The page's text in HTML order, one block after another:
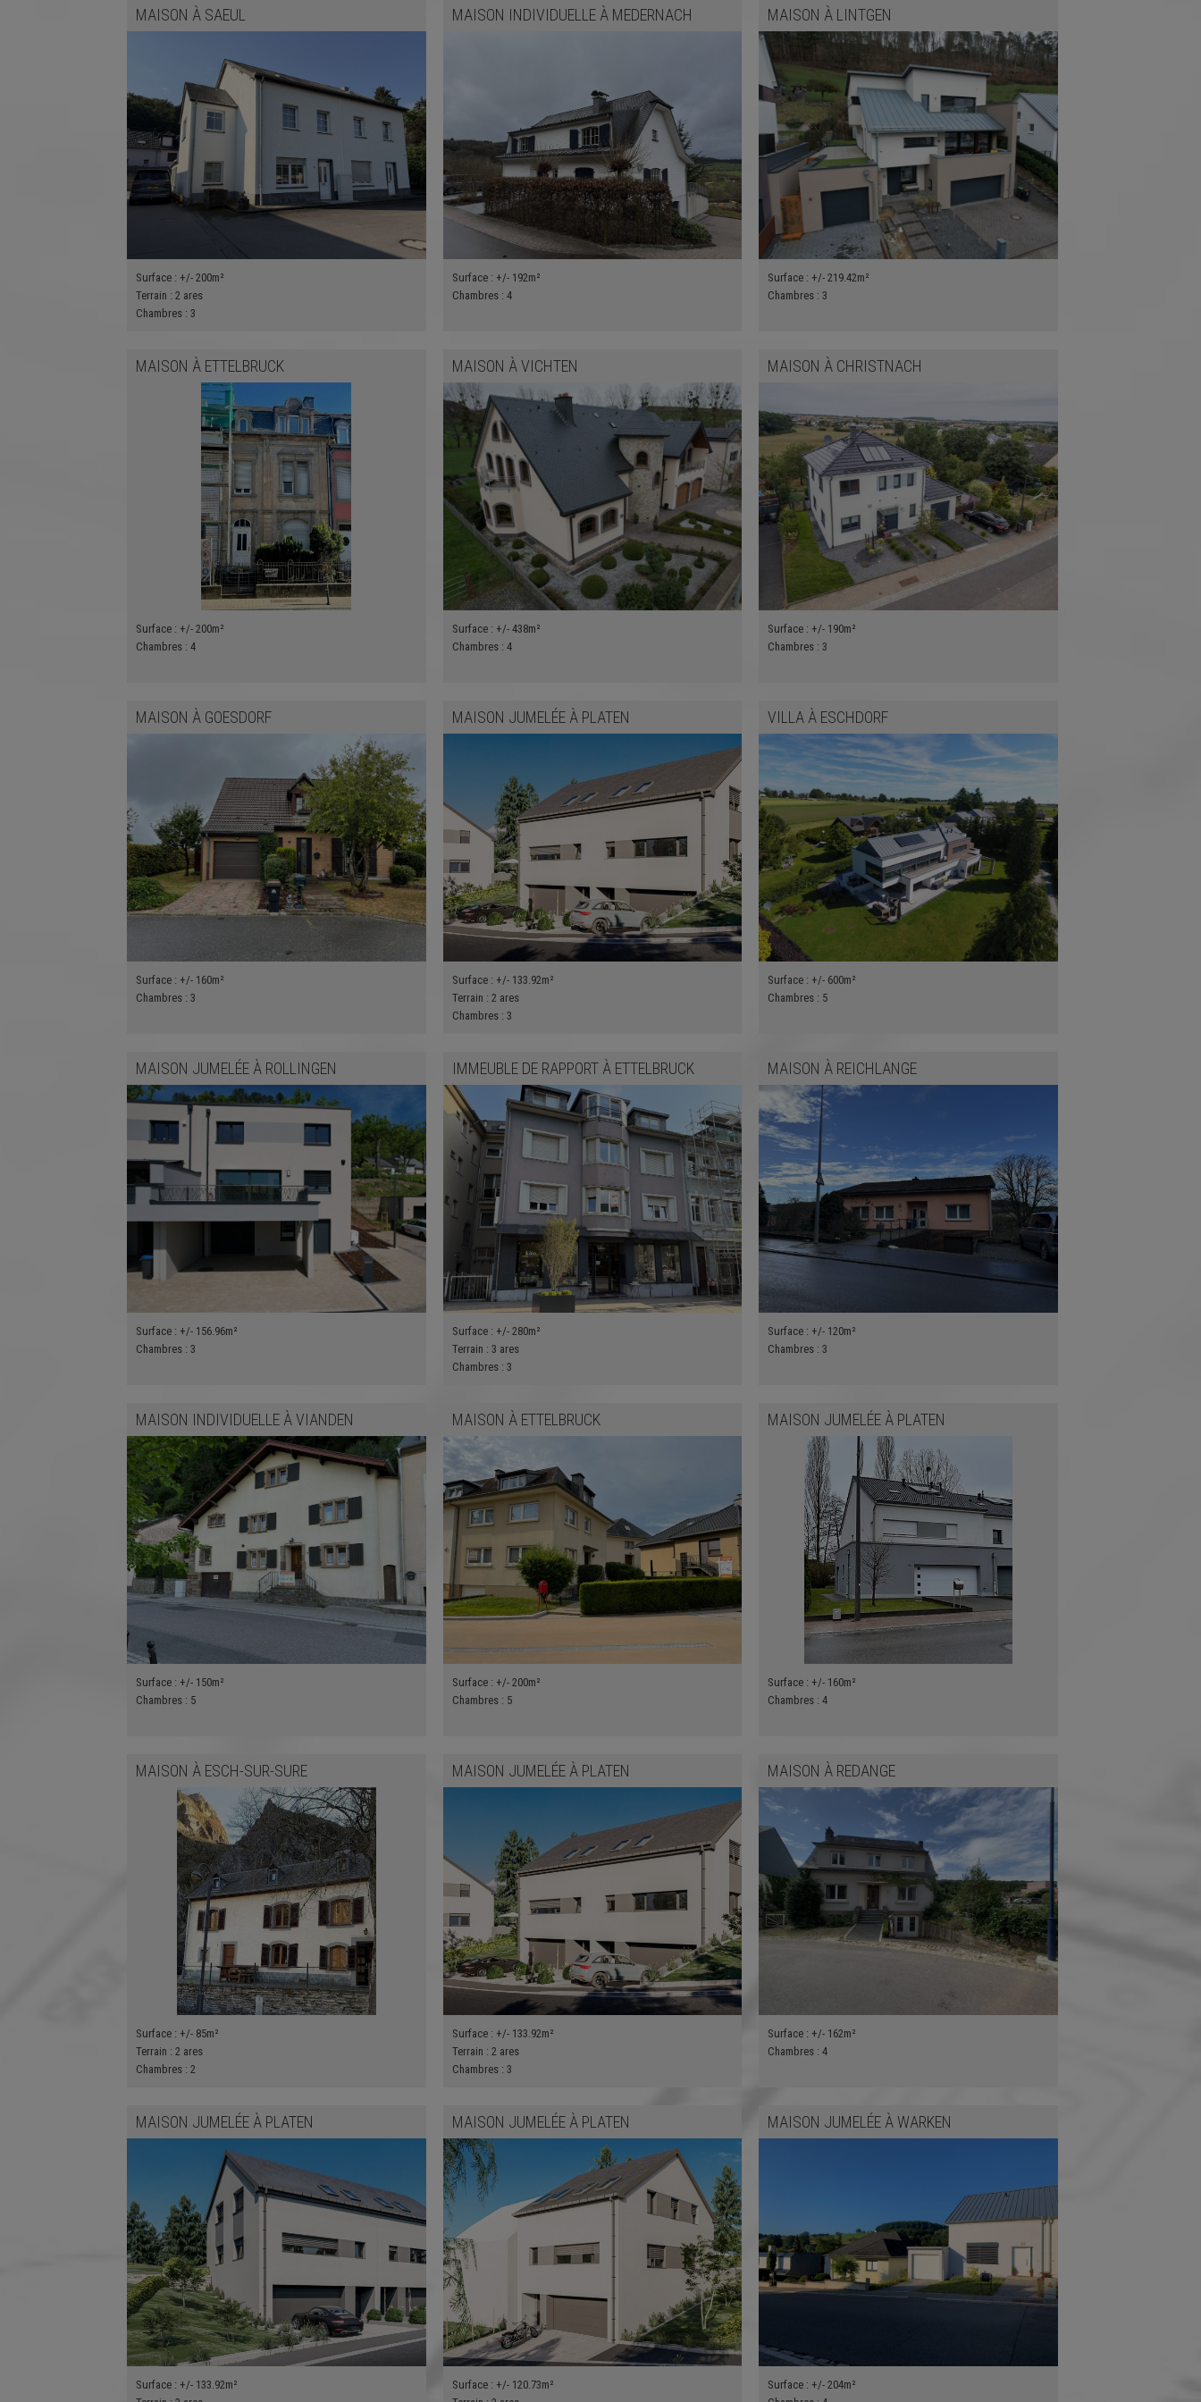
MAISON À SAEUL
Surface : +/- 200m²
Terrain : 2 ares
Chambres : 3
MAISON INDIVIDUELLEÀ MEDERNACH
Surface : +/- 192m²
Chambres : 4
MAISON À LINTGEN
Surface : +/- 219.42m²
Chambres :3
MAISON À ETTELBRUCK
Surface : +/- 200m²
Chambres : 4
MAISON ÀVICHTEN
Surface : +/- 438m²
Chambres : 4
MAISON À CHRISTNACH
Surface : +/- 190m²
Chambres :3
MAISON À GOESDORF
Surface : +/- 160m²
Chambres : 3
MAISON JUMELÉEÀ PLATEN
Surface : +/- 133.92m²
Terrain : 2 ares
Chambres : 3
VILLA À ESCHDORF
Surface : +/- 600m²
Chambres : 5
MAISON JUMELÉE À ROLLINGEN
Surface : +/- 156.96m²
Chambres : 3
IMMEUBLE DE RAPPORTÀ ETTELBRUCK
Surface : +/- 280m²
Terrain : 3 ares
Chambres : 3
MAISON À REICHLANGE
Surface : +/- 120m²
Chambres :3
MAISON INDIVIDUELLE ÀVIANDEN
Surface : +/- 150m²
Chambres : 5
MAISON À ETTELBRUCK
Surface : +/- 200m²
Chambres : 5
MAISON JUMELÉE À PLATEN
Surface : +/- 160m²
Chambres :4
MAISON À ESCH-SUR-SURE
Surface : +/- 85m²
Terrain : 2 ares
Chambres : 2
MAISON JUMELÉEÀ PLATEN
Surface : +/- 133.92m²
Terrain : 2 ares
Chambres : 3
MAISON À REDANGE
Surface : +/- 162m²
Chambres :4
MAISON JUMELÉE À PLATEN
Surface : +/- 133.92m²
MAISON JUMELÉEÀ PLATEN
Surface : +/- 120.73m²
MAISON JUMELÉE ÀWARKEN
Surface : +/- 204m²